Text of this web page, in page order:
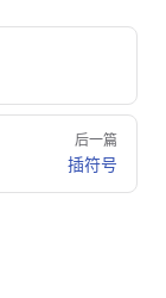
后一篇
插符号